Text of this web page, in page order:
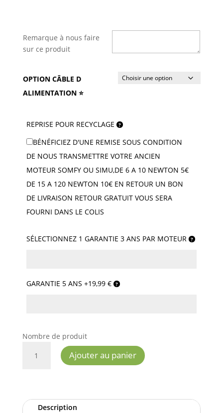
Remarque à nous faire
sur ce produit
OPTION CÂBLE D
ALIMENTATION ⭐
REPRISE POUR RECYCLAGE
BÉNÉFICIEZ D'UNE REMISE SOUS CONDITION
DE NOUS TRANSMETTRE VOTRE ANCIEN
MOTEUR SOMFY OU SIMU,DE 6 A 10 NEWTON 5€
DE 15 A 120 NEWTON 10€ EN RETOUR UN BON
DE LIVRAISON RETOUR GRATUIT VOUS SERA
FOURNI DANS LE COLIS
SÉLECTIONNEZ 1 GARANTIE 3 ANS PAR MOTEUR
GARANTIE 5 ANS +19,99 €
Nombre de produit
RTS
Ajouter au panier
Description